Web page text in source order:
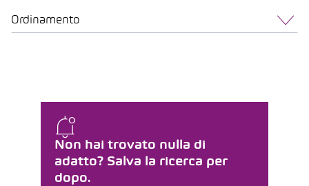
Ordinamento
Non hai trovato nulla di
adatto? Salva la ricerca per
dopo.